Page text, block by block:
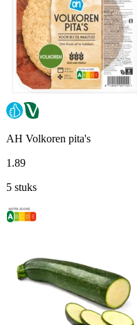
AH Volkoren pita's
1 .89
5 stuks